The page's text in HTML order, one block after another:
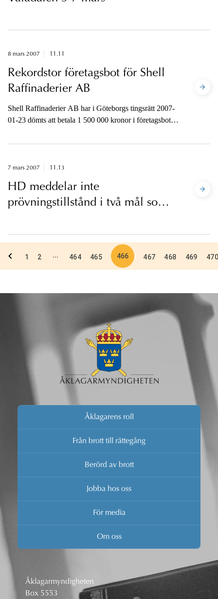
8 mars 2007 11.11
Rekordstor företagsbot för Shell
Raffinaderier AB
Shell Raffinaderier AB har i Göteborgs tingsrätt 2007-
01-23 dömts att betala 1 500 000 kronor i företagsbot.
Hallandsåsen, det största belopp i företagsbot som har
7 mars 2007 11.13
HD meddelar inte
prövningstillstånd i två mål som
Subutex
1 2 ... 464 465 466 467 468 469
Åklagarens roll
Från brott till rättegång
Berörd av brott
Jobba hos oss
För media
Om oss
Åklagarmyndigheten
Box 5553